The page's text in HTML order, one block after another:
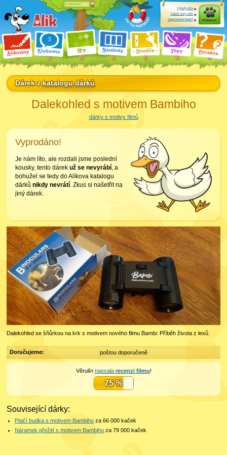
Alíkoviny Klubovna Hry Nástěnky Soutěže Vtipy Poradna
Výhody účtu
Založit nový účet
Zapomenuté heslo?
Přihlásit
Dárek zkatalogu dárků
Dalekohled s motivem Bambiho
dárky s motivy filmů
Vyprodáno!
Je nám líto, ale rozdali jsme poslední
kousky, tento dárek už se nevyrábí, a
bohužel se tedy do Alíkova katalogu
dárků nikdy nevrátí. Zkus si našetřit na
jiný dárek.
Dalekohled se šňůrkou na krk s motivem nového filmu Bambi: Příběh života z lesů.
Doručujeme: poštou doporučeně
Věrulín napsala recenzi filmu!
75 %
Související dárky:
Ptačí budka s motivem Bambiho za 66 000kaček
Náramek přežití s motivem Bambiho za 79 000 kaček